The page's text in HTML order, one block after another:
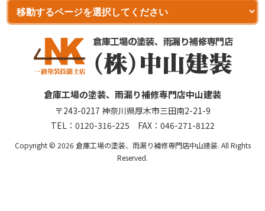
倉庫工場の塗装、雨漏り補修専門店中山建装
〒243-0217 神奈川県厚木市三田南2-21-9
TEL： 0120-316-225 FAX：046-271-8122
Copyright © 2026 倉庫工場の塗装、雨漏り補修専門店中山建装. All Rights
Reserved.